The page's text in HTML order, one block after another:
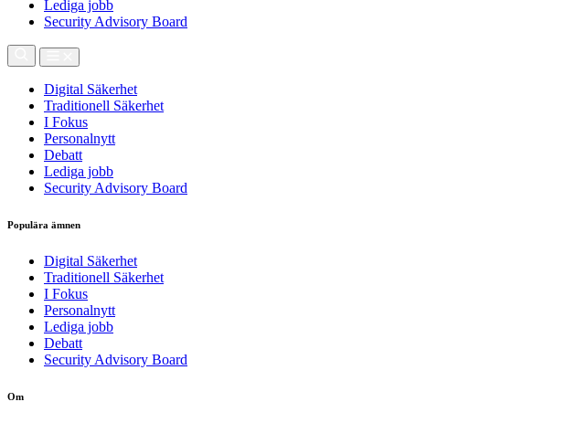
Lediga jobb
Security Advisory Board
Digital Säkerhet
Traditionell Säkerhet
I Fokus
Personalnytt
Debatt
Lediga jobb
Security Advisory Board
Populära ämnen
Digital Säkerhet
Traditionell Säkerhet
I Fokus
Personalnytt
Lediga jobb
Debatt
Security Advisory Board
Om